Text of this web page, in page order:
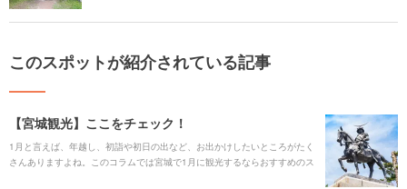
このスポットが紹介されている記事
【宮城観光】ここをチェック！
1月と言えば、年越し、初詣や初日の出など、お出かけしたいところがたく
さんありますよね。このコラムでは宮城で1月に観光するならおすすめのス